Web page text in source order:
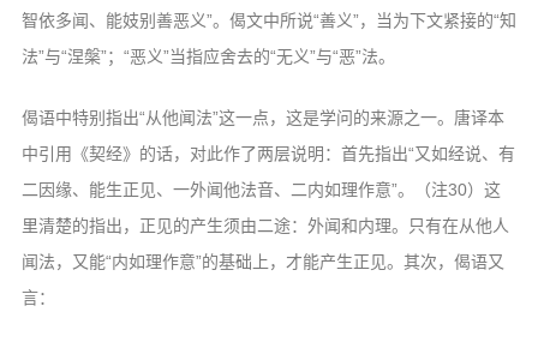
智依多闻、能妓别善恶义”。偈文中所说“善义”，当为下文紧接的“知
法”与“涅槃”；“恶义”当指应舍去的“无义”与“恶”法。
偈语中特别指出“从他闻法”这一点，这是学问的来源之一。唐译本
中引用《契经》的话，对此作了两层说明：首先指出“又如经说、有
二因缘、能生正见、一外闻他法音、二内如理作意”。（注30）这
里清楚的指出，正见的产生须由二途：外闻和内理。只有在从他人
闻法，又能“内如理作意”的基础上，才能产生正见。其次，偈语又
言：